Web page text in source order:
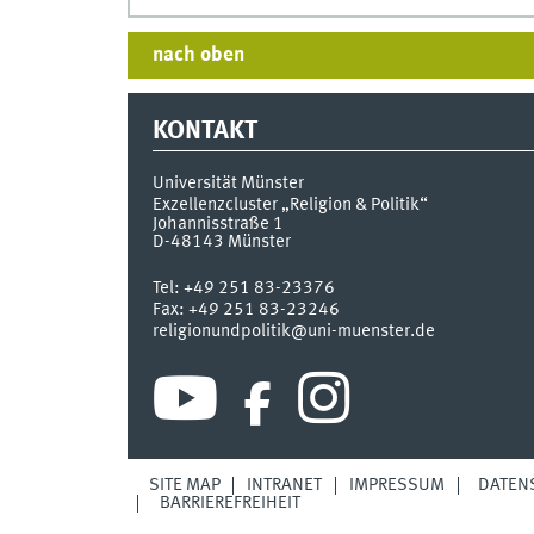
nach oben
KONTAKT
Universität Münster
Exzellenzcluster „Religion & Politik“
Johannisstraße 1
D-48143 Münster
Tel: +49 251 83-23376
Fax: +49 251 83-23246
religionundpolitik@uni-muenster.de
SITE MAP INTRANET IMPRESSUM
BARRIEREFREIHEIT